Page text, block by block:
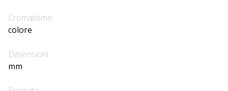
Cromatismo
colore
Dimensioni
mm